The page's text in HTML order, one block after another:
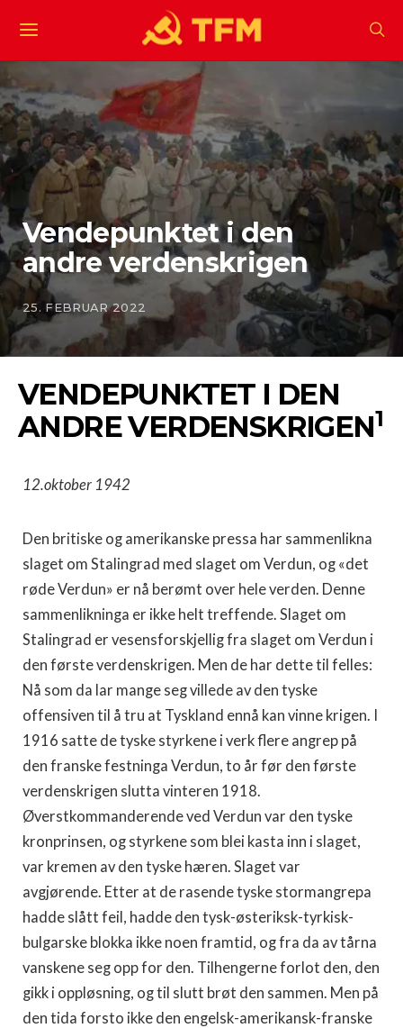
Vendepunktet i den
andre verdenskrigen
25. FEBRUAR 2022
VENDEPUNKTET I DEN
ANDRE VERDENSKRIGEN1
12.oktober 1942
Den britiske og amerikanske pressa har sammenlikna
slaget om Stalingrad med slaget om Verdun, og «det
røde Verdun» er nå berømt over hele verden. Denne
sammenlikninga er ikke helt treffende. Slaget om
Stalingrad er vesensforskjellig fra slaget om Verdun i
den første ver­denskrigen. Men de har dette til felles:
Nå som da lar mange seg villede av den tyske
offensiven til å tru at Tyskland ennå kan vinne krigen. I
1916 satte de tyske styrkene i verk flere angrep på
den franske festninga Verdun, to år før den første
verdenskrigen slutta vinteren 1918.
Øverstkommanderende ved Verdun var den tyske
kronprinsen, og styr­kene som blei kasta inn i slaget,
var kremen av den tyske hæren. Slaget var
avgjørende. Etter at de rasende tyske stormangrepa
hadde slått feil, hadde den tysk-østeriksk-tyrkisk-
bulgarske blokka ikke noen fram­tid, og fra da av tårna
vanskene seg opp for den. Tilhengerne forlot den, den
gikk i oppløsning, og til slutt brøt den sammen. Men på
den tida forsto ikke den engelsk-amerikansk-franske